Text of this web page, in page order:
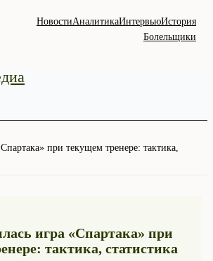
НовостиАналитикаИнтервьюИстория
Болельщики
при текущем тренере: тактика,
игра «Спартака» при
тактика, статистика